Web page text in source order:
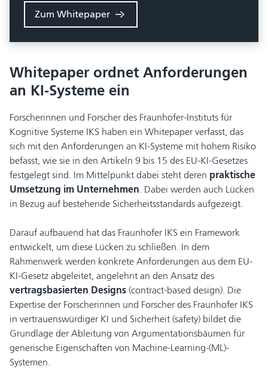
Zum Whitepaper
Whitepaper ordnet Anforderungen
an KI-Systeme ein
Forscherinnen und Forscher des Fraunhofer-Instituts für
Kognitive Systeme IKS haben ein Whitepaper verfasst, das
sich mit den Anforderungen an KI-Systeme mit hohem Risiko
befasst, wie sie in den Artikeln 9 bis 15 des EU-KI-Gesetzes
festgelegt sind. Im Mittelpunkt dabei steht deren praktische
Umsetzung im Unternehmen . Dabei werden auch Lücken
in Bezug auf bestehende Sicherheitsstandards aufgezeigt.
Darauf aufbauend hat das Fraunhofer IKS ein Framework
entwickelt, um diese Lücken zu schließen. In dem
Rahmenwerk werden konkrete Anforderungen aus dem EU-
KI-Gesetz abgeleitet, angelehnt an den Ansatz des
vertragsbasierten Designs (contract-based design). Die
Expertise der Forscherinnen und Forscher des Fraunhofer IKS
in vertrauenswürdiger KI und Sicherheit (safety) bildet die
Grundlage der Ableitung von Argumentationsbäumen für
generische Eigenschaften von Machine-Learning-(ML)-
Systemen.